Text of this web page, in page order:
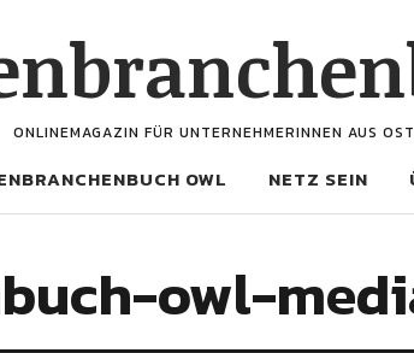
ONLINEMAGAZIN FÜR UNTERNEHMERINNEN AUS
OWL NETZ SEIN
owl-